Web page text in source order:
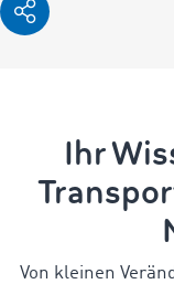
Ihr
Von kleinen